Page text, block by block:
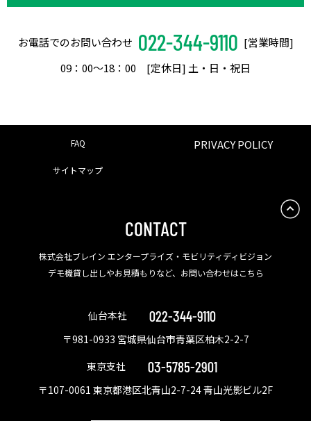
お電話でのお問い合わせ 022-344-9110 [営業時間]
09：00〜18：00 [定休日] 土・日・祝日
FAQ PRIVACY POLICY
サイトマップ
CONTACT
株式会社ブレイン エンタープライズ・モビリティディビジョン
デモ機貸し出しやお見積もりなど、お問い合わせはこちら
仙台本社 022-344-9110
〒981-0933 宮城県仙台市青葉区柏木2-2-7
東京支社
03-5785-2901
〒107-0061 東京都港区北青山2-7-24 青山光影ビル2F